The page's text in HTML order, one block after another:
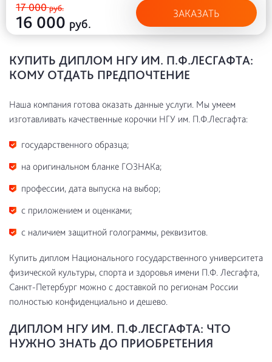
17 000руб.
16 000 руб.
ЗАКАЗАТЬ
КУПИТЬ ДИПЛОМ НГУ ИМ. П.Ф.ЛЕСГАФТА:
КОМУ ОТДАТЬ ПРЕДПОЧТЕНИЕ
Наша компания готова оказать данные услуги. Мы умеем
изготавливать качественные корочки НГУ им. П.Ф.Лесгафта:
государственного образца;
на оригинальном бланке ГОЗНАКа;
профессии, дата выпуска на выбор;
с приложением и оценками;
с наличием защитной голограммы, реквизитов.
Купить диплом Национального государственного университета
физической культуры, спорта и здоровья имени П.Ф. Лесгафта,
Санкт-Петербург можно с доставкой по регионам России
полностью конфиденциально и дешево.
ДИПЛОМ НГУ ИМ. П.Ф.ЛЕСГАФТА: ЧТО
НУЖНО ЗНАТЬ ДО ПРИОБРЕТЕНИЯ